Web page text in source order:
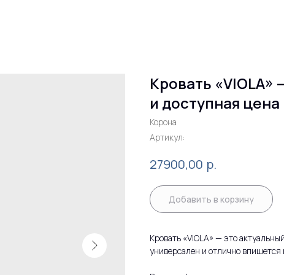
Кровать
и доступная цена
Корона
Артикул:
27900,00 р.
Добавить в корзину
Кровать «VIOLA» — это
универсален и отлично